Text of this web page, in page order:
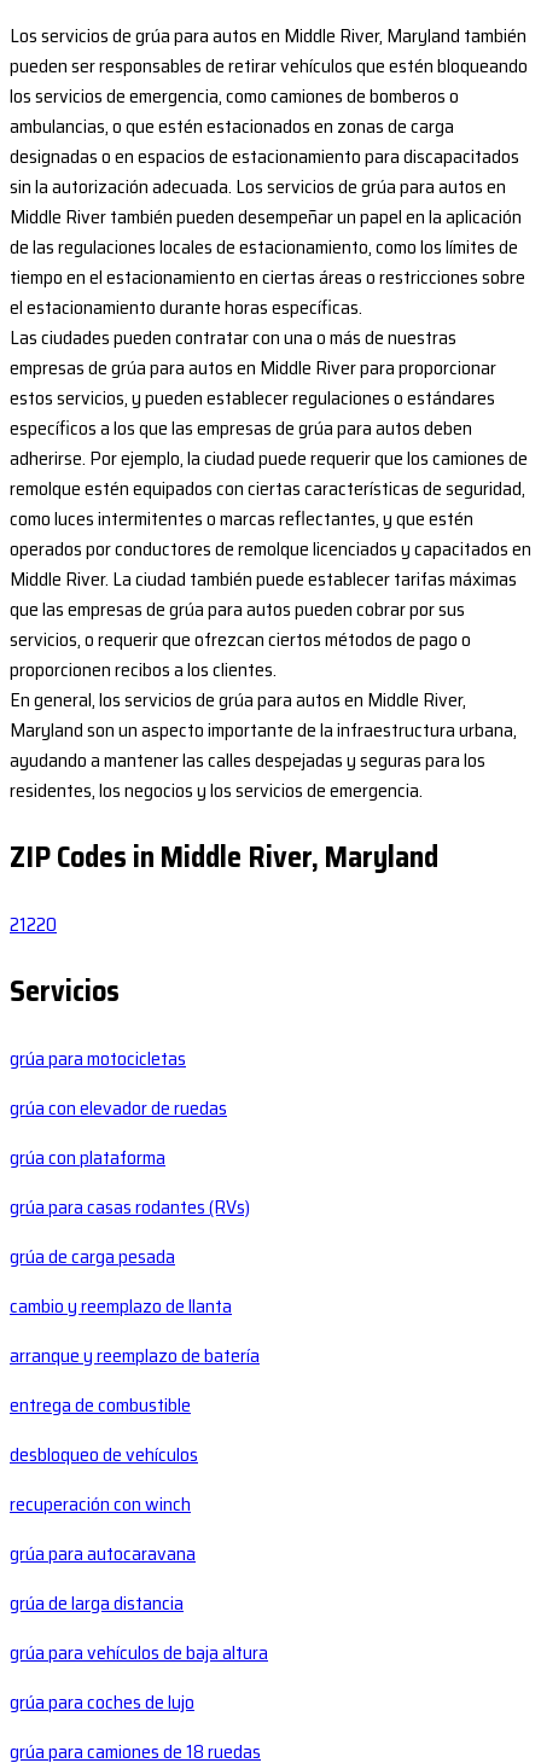
Los servicios de grúa para autos en Middle River, Maryland también
pueden ser responsables de retirar vehículos que estén bloqueando
los servicios de emergencia, como camiones de bomberos o
ambulancias, o que estén estacionados en zonas de carga
designadas o en espacios de estacionamiento para discapacitados
sin la autorización adecuada. Los servicios de grúa para autos en
Middle River también pueden desempeñar un papel en la aplicación
de las regulaciones locales de estacionamiento, como los límites de
tiempo en el estacionamiento en ciertas áreas o restricciones sobre
el estacionamiento durante horas específicas.
Las ciudades pueden contratar con una o más de nuestras
empresas de grúa para autos en Middle River para proporcionar
estos servicios, y pueden establecer regulaciones o estándares
específicos a los que las empresas de grúa para autos deben
adherirse. Por ejemplo, la ciudad puede requerir que los camiones de
remolque estén equipados con ciertas características de seguridad,
como luces intermitentes o marcas reflectantes, y que estén
operados por conductores de remolque licenciados y capacitados en
Middle River. La ciudad también puede establecer tarifas máximas
que las empresas de grúa para autos pueden cobrar por sus
servicios, o requerir que ofrezcan ciertos métodos de pago o
proporcionen recibos a los clientes.
En general, los servicios de grúa para autos en Middle River,
Maryland son un aspecto importante de la infraestructura urbana,
ayudando a mantener las calles despejadas y seguras para los
residentes, los negocios y los servicios de emergencia.
ZIP Codes in Middle River, Maryland
21220
Servicios
grúa para motocicletas
grúa con elevador de ruedas
grúa con plataforma
grúa para casas rodantes (RVs)
grúa de carga pesada
cambio y reemplazo de llanta
arranque y reemplazo de batería
entrega de combustible
desbloqueo de vehículos
recuperación con winch
grúa para autocaravana
grúa de larga distancia
grúa para vehículos de baja altura
grúa para coches de lujo
grúa para camiones de 18 ruedas